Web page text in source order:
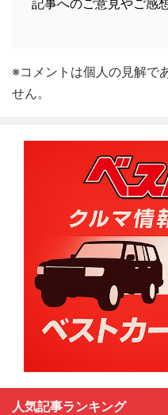
記事へのご意見やご感
※コメントは個人の見解で
せん。
人気記事ランキング